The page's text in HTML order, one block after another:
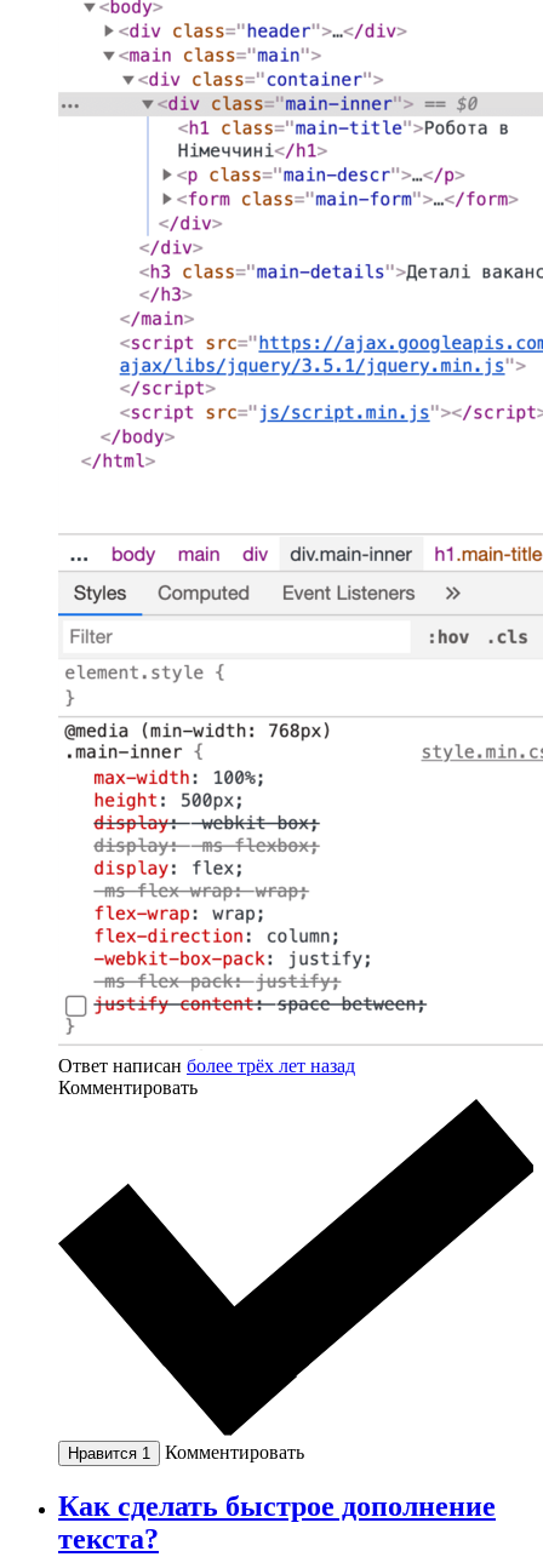
Ответ написан более трёх лет назад
Комментировать
Нравится 1 Комментировать
Как сделать быстрое дополнение
текста?